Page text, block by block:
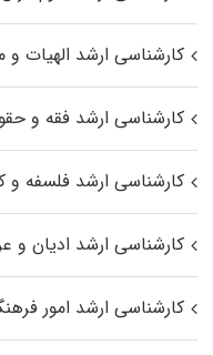
کارشناسی ارشد
کارشناسی ارشد فقه و
کارشناسی ارشد فلسفه و
کارشناسی ارشد ادیان و
کارشناسی ارشد امور